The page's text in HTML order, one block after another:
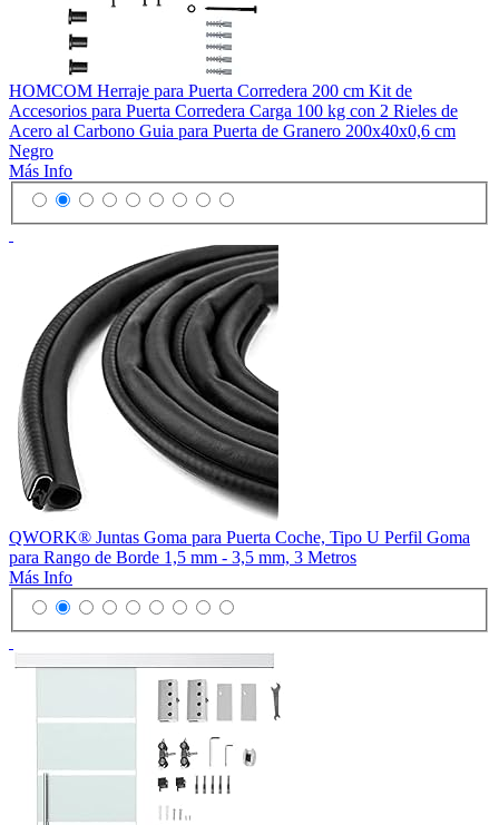
HOMCOM Herraje para Puerta Corredera 200 cm Kit de
Accesorios para Puerta Corredera Carga 100 kg con 2 Rieles de
Acero al Carbono Guia para Puerta de Granero 200x40x0,6 cm
Negro
Más Info
QWORK® Juntas Goma para Puerta Coche, Tipo U Perfil Goma
para Rango de Borde 1,5 mm - 3,5 mm, 3 Metros
Más Info